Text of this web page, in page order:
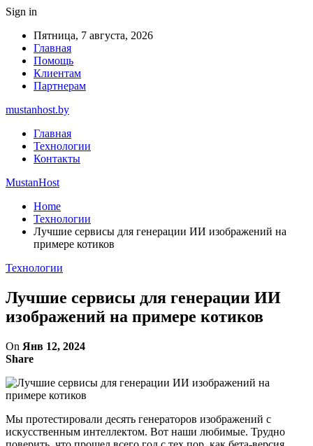
Sign in
Пятница, 7 августа, 2026
Главная
Помощь
Клиентам
Партнерам
mustanhost.by
Главная
Технологии
Контакты
MustanHost
Home
Технологии
Лучшие сервисы для генерации ИИ изображений на
примере котиков
Технологии
Лучшие сервисы для генерации ИИ
изображений на примере котиков
On Янв 12, 2024
Share
Мы протестировали десять генераторов изображений с
искусственным интеллектом. Вот наши любимые. Трудно